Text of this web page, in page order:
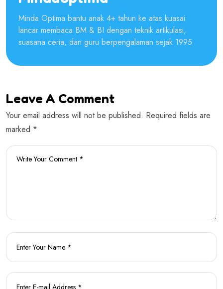
Minda Optima bantu anak 4+ tahun ke atas kuasai
lancar membaca BM & BI dengan teknik artikulasi,
suasana ceria, dan guru berpengalaman sejak 1995
Leave A Comment
Your email address will not be published. Required fields are
marked *